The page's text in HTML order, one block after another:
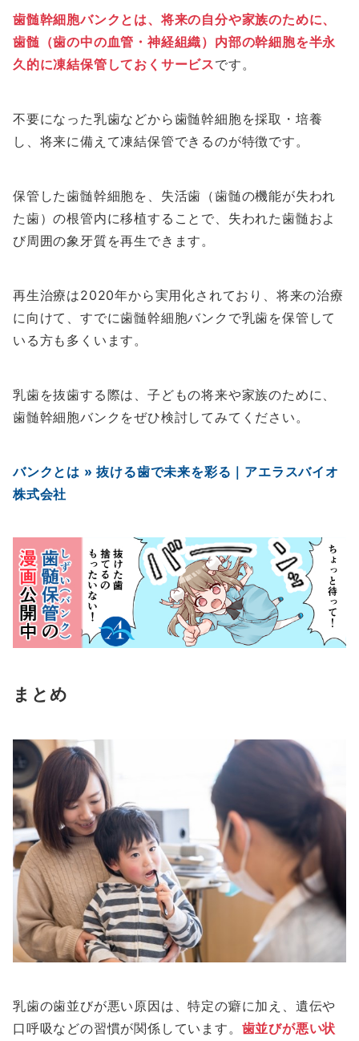
歯髄幹細胞バンクとは、将来の自分や家族のために、
歯髄（歯の中の血管・神経組織）内部の幹細胞を半永
久的に凍結保管しておくサービスです。
不要になった乳歯などから歯髄幹細胞を採取・培養
し、将来に備えて凍結保管できるのが特徴です。
保管した歯髄幹細胞を、失活歯（歯髄の機能が失われ
た歯）の根管内に移植することで、失われた歯髄およ
び周囲の象牙質を再生できます。
再生治療は2020年から実用化されており、将来の治療
に向けて、すでに歯髄幹細胞バンクで乳歯を保管して
いる方も多くいます。
乳歯を抜歯する際は、子どもの将来や家族のために、
歯髄幹細胞バンクをぜひ検討してみてください。
バンクとは » 抜ける歯で未来を彩る｜アエラスバイオ
株式会社
まとめ
乳歯の歯並びが悪い原因は、特定の癖に加え、遺伝や
口呼吸などの習慣が関係しています。 歯並びが悪い状